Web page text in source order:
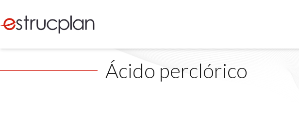
Ácido perclórico